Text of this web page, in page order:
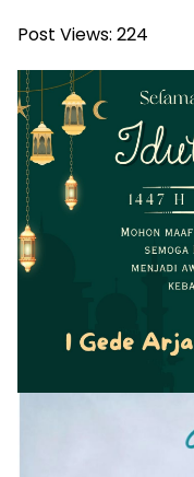
Post Views: 224